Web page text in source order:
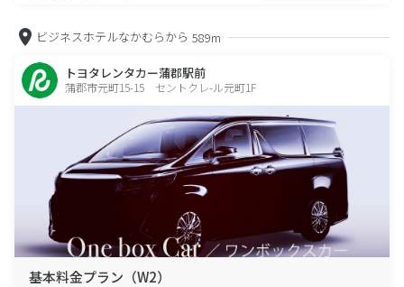
ビジネスホテルなかむらから 589m
トヨタレンタカー蒲郡駅前
蒲郡市元町15-15 セントクレ-ル元町1F
基本料金プラン（W2）